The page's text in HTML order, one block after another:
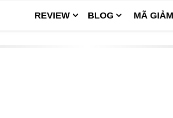
REVIEW BLOG MÃ